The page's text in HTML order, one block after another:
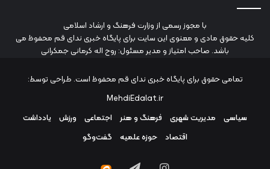
با مجوز رسمی از وزارت فرهنگ و ارشاد اسلامی
کلیه حقوق مادی و معنوی این سایت برای پایگاه خبری ندای قم محفوظ می
باشد. صاحب امتیاز و مدیر مسئول: روح اله کرمانی جمکرانی
تمامی حقوق برای پایگاه خبری ندای قم محفوظ است. طراحی توسط:
MehdiEdalat.ir
سیاسی
مدیریت شهری فرهنگ و هنر اجتماعی ورزش
یادداشت
اقتصاد
حوزه علمیه گفت‌وگو